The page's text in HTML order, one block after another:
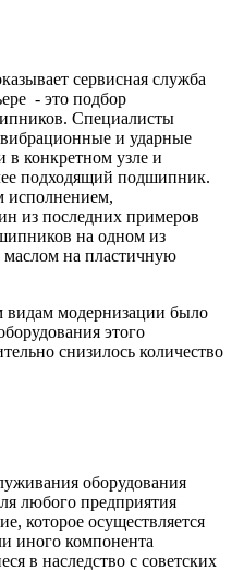
сервисная служба
- это подбор
Специалисты
и ударные
в конкретном узле и
подходящий подшипник.
исполнением,
из последних примеров
на одном из
маслом на пластичную
видам модернизации было
этого
снизилось количество
оборудования
любого предприятия
которое осуществляется
иного компонента
в наследство с советских